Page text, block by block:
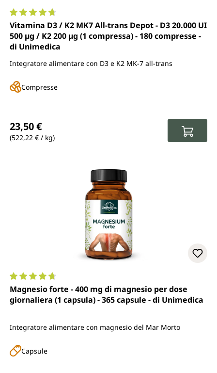
Valutazione media di 4.8 su 5 stelle
Vitamina D3 / K2 MK7 All-trans Depot - D3 20.000 UI
500 µg / K2 200 µg (1 compressa) - 180 compresse -
di Unimedica
Integratore alimentare con D3 e K2 MK-7 all-trans
Compresse
23,50 €
(522,22 € / kg)
Valutazione media di 4.7 su 5 stelle
Magnesio forte - 400 mg di magnesio per dose
giornaliera (1 capsula) - 365 capsule - di Unimedica
Integratore alimentare con magnesio del Mar Morto
Capsule